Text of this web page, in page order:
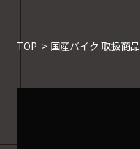
TOP 国産バイク 取扱商品